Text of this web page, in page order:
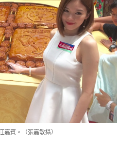
賓。（張嘉敏攝）